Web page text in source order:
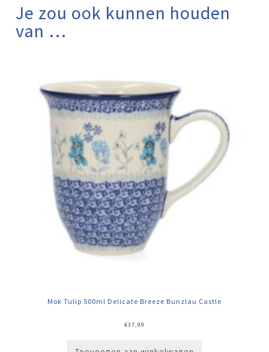
Je zou ook kunnen houden
van …
Mok Tulip 500ml Delicate Breeze Bunzlau Castle
€37,99